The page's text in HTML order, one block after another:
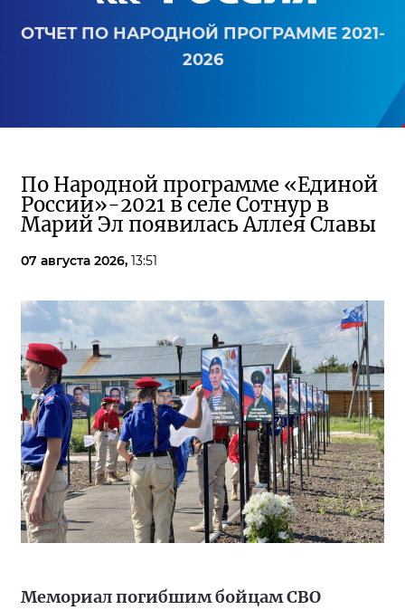
ОТЧЕТ ПО НАРОДНОЙ ПРОГРАММЕ 2021-
2026
По Народной программе «Единой
России»-2021 в селе Сотнур в
Марий Эл появилась Аллея Славы
07 августа 2026, 13:51
Мемориал погибшим бойцам СВО